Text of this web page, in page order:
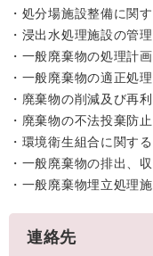
・処分場施設整備に関
・浸出水処理施設の管
・一般廃棄物の処理計
・一般廃棄物の適正処
・廃棄物の削減及び再
・廃棄物の不法投棄防
・環境衛生組合に関す
・一般廃棄物の排出、
・一般廃棄物埋立処理
連絡先